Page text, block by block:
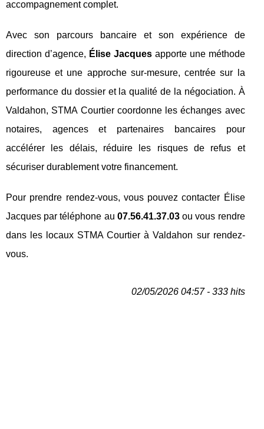
accompagnement complet.
Avec son parcours bancaire et son expérience de
direction d’agence, Élise Jacquesapporte une méthode
rigoureuse et une approche sur-mesure, centrée sur la
performance du dossier et la qualité de la négociation. À
Valdahon, STMA Courtier coordonne les échanges avec
notaires, agences et partenaires bancaires pour
accélérer les délais, réduire les risques de refus et
sécuriser durablement votre financement.
Pour prendre rendez-vous, vous pouvez contacter Élise
Jacques par téléphone au 07.56.41.37.03ou vous rendre
dans les locaux STMA Courtier à Valdahon sur rendez-
vous.
02/05/2026 04:57 - 333 hits